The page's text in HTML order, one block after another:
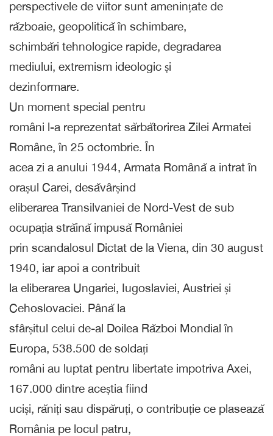
perspectivele de viitor sunt amenințate de
războaie, geopolitică în schimbare,
schimbări tehnologice rapide, degradarea
mediului, extremism ideologic și
dezinformare.
Un moment special pentru
români l-a reprezentat sărbătorirea Zilei Armatei
Române, în 25 octombrie. În
acea zi a anului 1944, Armata Română a intrat în
orașul Carei, desăvârșind
eliberarea Transilvaniei de Nord-Vest de sub
ocupația străină impusă României
prin scandalosul Dictat de la Viena, din 30 august
1940, iar apoi a contribuit
la eliberarea Ungariei, Iugoslaviei, Austriei și
Cehoslovaciei. Până la
sfârșitul celui de-al Doilea Război Mondial în
Europa, 538.500 de soldați
români au luptat pentru libertate impotriva Axei,
167.000 dintre aceștia fiind
uciși, răniți sau dispăruți, o contribuție ce plasează
România pe locul patru,